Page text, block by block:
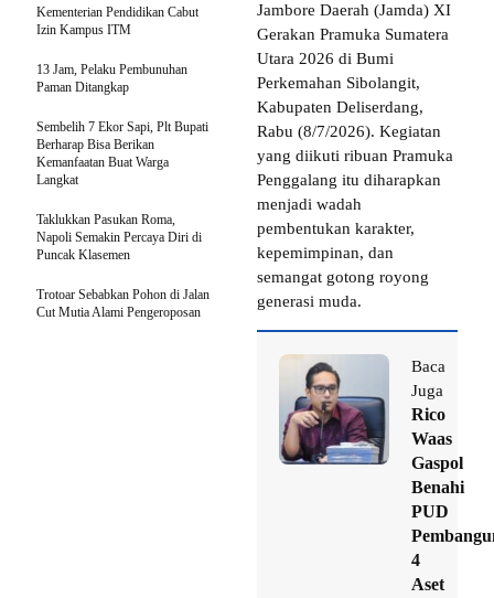
Jambore Daerah (Jamda) XI
Gerakan Pramuka Sumatera
Utara 2026 di Bumi
Perkemahan Sibolangit,
Kabupaten Deliserdang,
Rabu (8/7/2026). Kegiatan
yang diikuti ribuan Pramuka
Penggalang itu diharapkan
menjadi wadah
pembentukan karakter,
kepemimpinan, dan
semangat gotong royong
generasi muda.
Baca
Juga
Rico
Waas
Gaspol
Benahi
PUD
4
Aset
Kementerian Pendidikan Cabut
Izin Kampus ITM
13 Jam, Pelaku Pembunuhan
Paman Ditangkap
Sembelih 7 Ekor Sapi, Plt Bupati
Berharap Bisa Berikan
Kemanfaatan Buat Warga
Langkat
Taklukkan Pasukan Roma,
Napoli Semakin Percaya Diri di
Puncak Klasemen
Trotoar Sebabkan Pohon di Jalan
Cut Mutia Alami Pengeroposan